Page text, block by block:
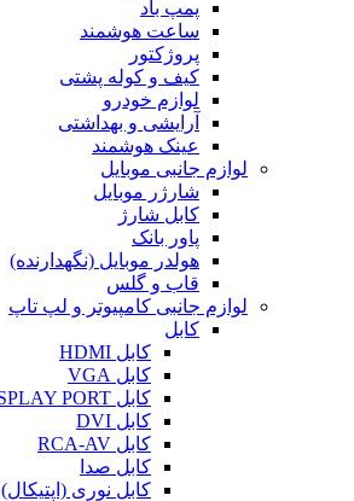
پمپ باد
ساعت هوشمند
پروژکتور
کیف و کوله پشتی
لوازم خودرو
آرایشی و بهداشتی
عینک هوشمند
لوازم جانبی موبایل
شارژر موبایل
کابل شارژ
پاور بانک
هولدر موبایل (نگهدارنده)
قاب و گلس
لوازم جانبی کامپیوتر و لپ تاپ
کابل
کابل HDMI
کابل VGA
کابل DISPLAY PORT
کابل DVI
کابل RCA-AV
کابل صدا
کابل نوری (اپتیکال)